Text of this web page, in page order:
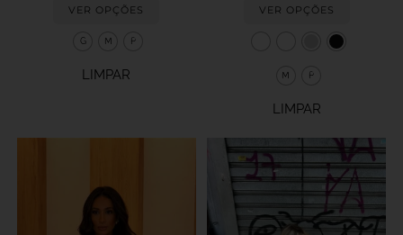
VER OPÇÕES
G M P
LIMPAR
VER OPÇÕES
M P
LIMPAR